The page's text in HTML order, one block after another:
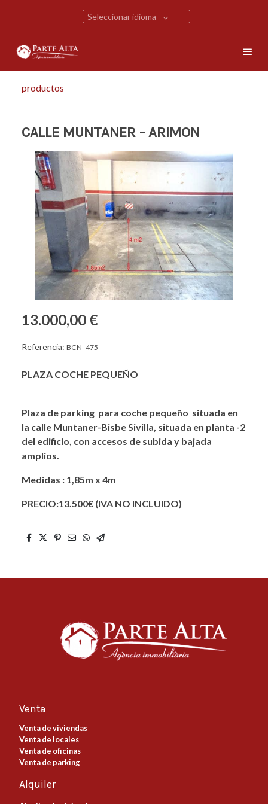
Seleccionar idioma
productos
CALLE MUNTANER - ARIMON
13.000,00 €
Referencia: BCN- 475
PLAZA COCHE PEQUEÑO
Plaza de parking para coche pequeño situada en
la calle Muntaner-Bisbe Sivilla, situada en planta -2
del edificio, con accesos de subida y bajada
amplios.
Medidas : 1,85m x 4m
PRECIO:13.500€ (IVA NO INCLUIDO)
Venta
Venta de viviendas
Venta de locales
Venta de oficinas
Venta de parking
Alquiler